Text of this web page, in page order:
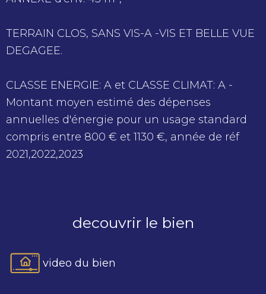
TERRAIN CLOS, SANS VIS-A -VIS ET BELLE VUE
DEGAGEE.
CLASSE ENERGIE: A et CLASSE CLIMAT: A -
Montant moyen estimé des dépenses
annuelles d'énergie pour un usage standard
compris entre 800 € et 1130 €, année de réf
2021,2022,2023
decouvrir le bien
video du bien